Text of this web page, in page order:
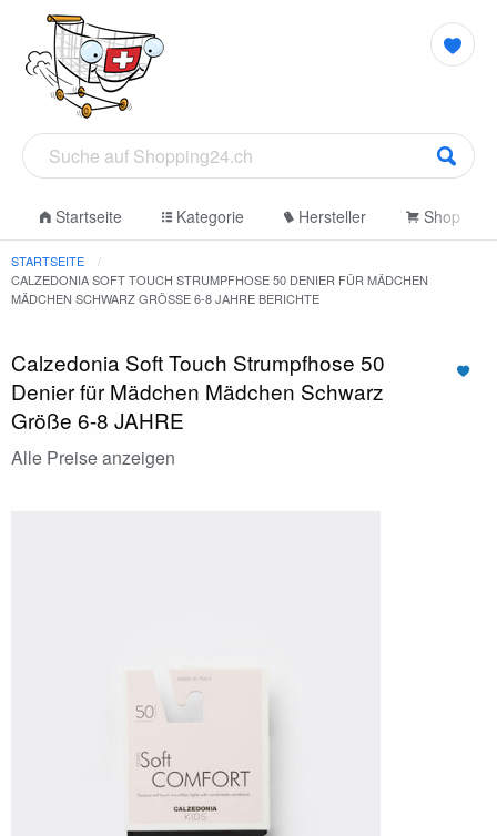
Startseite Kategorie Hersteller Shop
STARTSEITE
CALZEDONIA SOFT TOUCH STRUMPFHOSE 50 DENIER FÜR MÄDCHEN
MÄDCHEN SCHWARZ GRÖSSE 6-8 JAHRE BERICHTE
Calzedonia Soft Touch Strumpfhose 50
Denier für Mädchen Mädchen Schwarz
Größe 6-8 JAHRE
Alle Preise anzeigen